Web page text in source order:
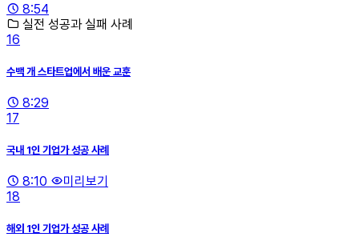
8:54
실전 성공과 실패 사례
16
수백 개 스타트업에서 배운 교훈
8:29
17
국내 1인 기업가 성공 사례
8:10
미리보기
18
해외 1인 기업가 성공 사례